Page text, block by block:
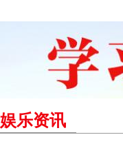
娱乐资讯